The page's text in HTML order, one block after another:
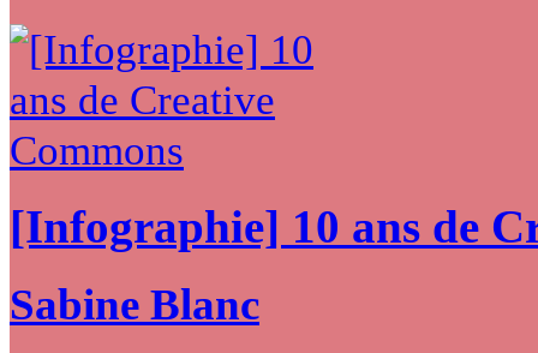
[Infographie] 10 ans de
Sabine Blanc